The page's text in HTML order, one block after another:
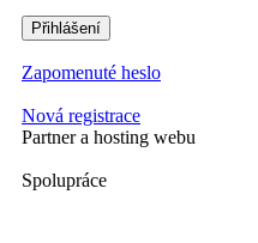
Zapomenuté heslo
Nová registrace
Partner a hosting webu
Spolupráce